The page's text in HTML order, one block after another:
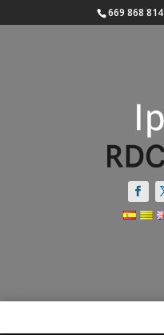
669 868 814